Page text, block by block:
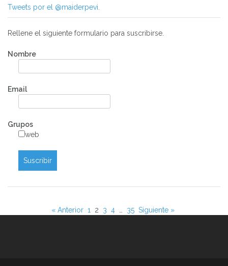
Tweets por el @maiderpevi.
Rellene el siguiente formulario para suscribirse.
Nombre
Email
Grupos
web
« Anterior 1 2 3 4 … 35 Siguiente »